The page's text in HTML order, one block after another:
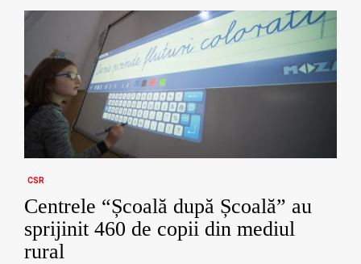
CSR
Centrele “Școală după Școală” au
sprijinit 460 de copii din mediul
rural